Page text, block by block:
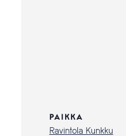
PAIKKA
Ravintola Kunkku